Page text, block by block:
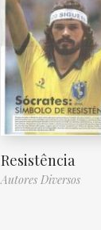
Resistência
Autores Diversos